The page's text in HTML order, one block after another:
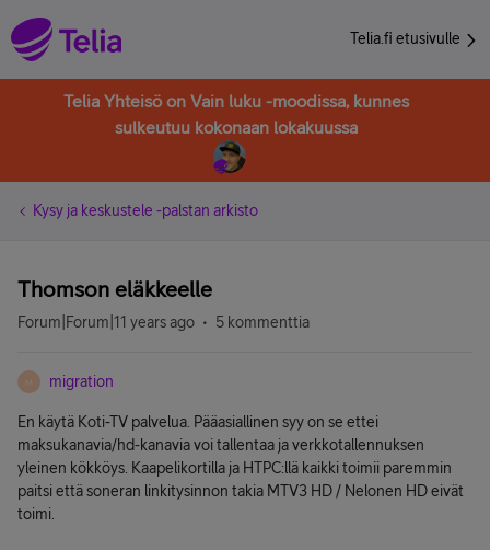
Telia.fi etusivulle
Telia Yhteisö on Vain luku -moodissa, kunnes
sulkeutuu kokonaan lokakuussa
Kysy ja keskustele -palstan arkisto
Thomson eläkkeelle
Forum|Forum|11 years ago 5 kommenttia
M migration
En käytä Koti-TV palvelua. Pääasiallinen syy on se ettei
maksukanavia/hd-kanavia voi tallentaa ja verkkotallennuksen
yleinen kökköys. Kaapelikortilla ja HTPC:llä kaikki toimii paremmin
paitsi että soneran linkitysinnon takia MTV3 HD / Nelonen HD eivät
toimi.